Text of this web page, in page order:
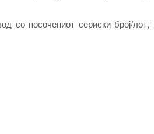
со посочениот сериски број/